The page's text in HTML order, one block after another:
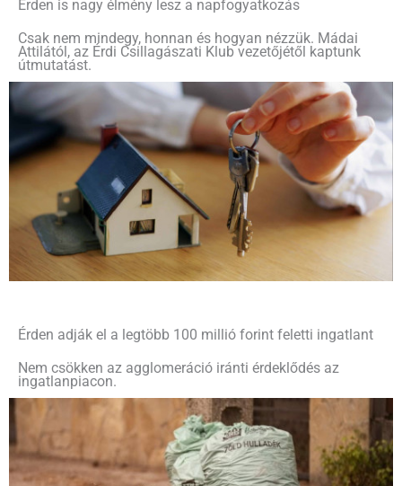
Érden is nagy élmény lesz a napfogyatkozás
Csak nem mindegy, honnan és hogyan nézzük. Mádai
Attilától, az Érdi Csillagászati Klub vezetőjétől kaptunk
útmutatást.
Érden adják el a legtöbb 100 millió forint feletti ingatlant
Nem csökken az agglomeráció iránti érdeklődés az
ingatlanpiacon.